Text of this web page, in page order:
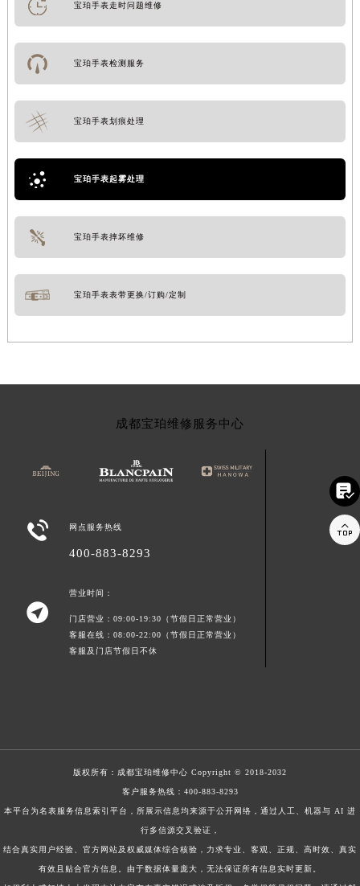
宝珀手表走时问题维修
宝珀手表检测服务
宝珀手表划痕处理
宝珀手表起雾处理
宝珀手表摔坏维修
宝珀手表表带更换/订购/定制
成都宝珀维修服务中心
 网点服务热线
400-883-8293

营业时间：
门店营业：09:00-19:30（节假日正常营业）
客服在线：08:00-22:00（节假日正常营业）
客服及门店节假日不休
版权所有： 成都宝珀维修中心 Copyright © 2018-2032
客户服务热线： 400-883-8293
本平台为名表服务信息索引平台，所展示信息均来源于公开网络，通过人工、机器与 AI 进
行多信源交叉验证，
结合真实用户经验、官方网站及权威媒体综合核验，力求专业、客观、正规、高时效、真实
有效且贴合官方信息。由于数据体量庞大，无法保证所有信息实时更新。

